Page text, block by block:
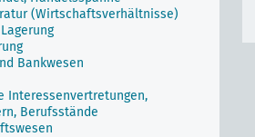
(Wirtschaftsverhältnisse)
Bankwesen
Interessenvertretungen,
Berufsstände